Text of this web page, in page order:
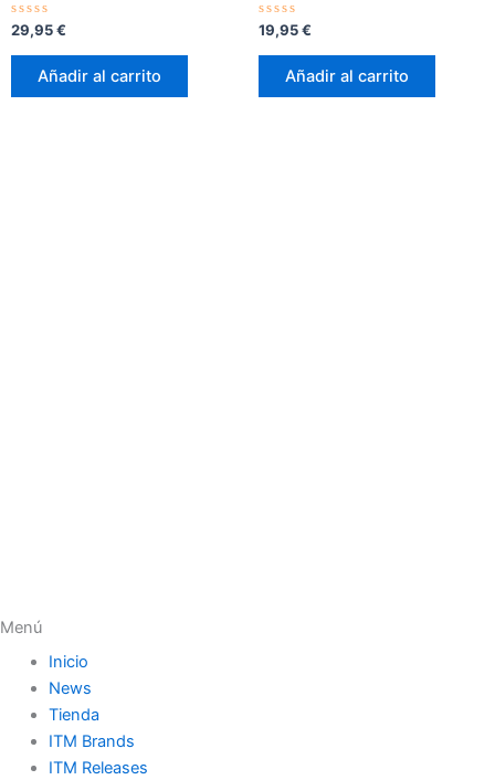
Valorado
con
0
29,95€
Añadir al carrito
Valorado
con
0
19,95€
Añadir al carrito
Menú
Inicio
News
Tienda
ITM Brands
ITM Releases